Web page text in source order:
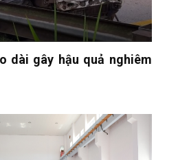
dài gây hậu quả nghiêm